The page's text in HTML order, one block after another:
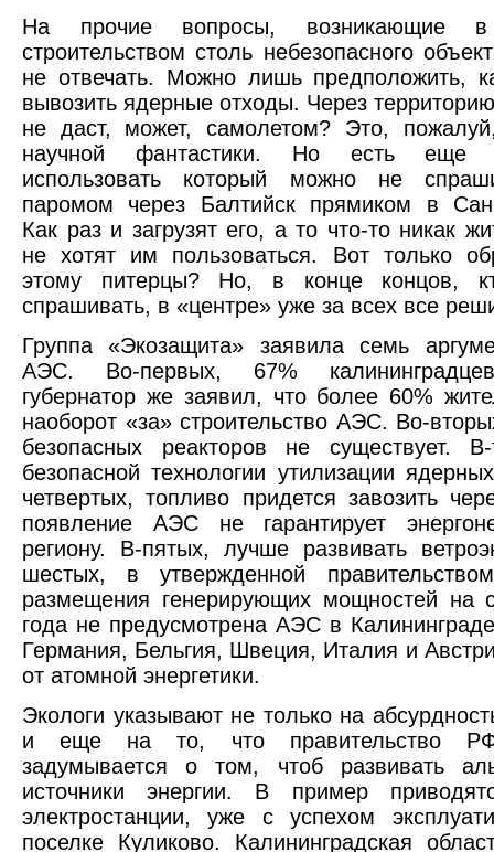
На прочие вопросы, возникающие
строительством столь небезопасного
не отвечать. Можно лишь предположить,
вывозить ядерные отходы. Через
не даст, может, самолетом? Это,
научной фантастики. Но есть еще
использовать который можно не
паромом через Балтийск прямиком в
Как раз и загрузят его, а то что-то никак
не хотят им пользоваться. Вот только
этому питерцы? Но, в конце концов,
спрашивать, в «центре» уже за всех все
Группа «Экозащита» заявила семь
АЭС. Во-первых, 67%
губернатор же заявил, что более 60%
наоборот «за» строительство АЭС. Во-
безопасных реакторов не существует. В-
безопасной технологии утилизации
четвертых, топливо придется завозить
появление АЭС не гарантирует
региону. В-пятых, лучше развивать
шестых, в утвержденной
размещения генерирующих мощностей на
года не предусмотрена АЭС в
Германия, Бельгия, Швеция, Италия и
от атомной энергетики.
Экологи указывают не только на
и еще на то, что правительство
задумывается о том, чтоб развивать
источники энергии. В пример
электростанции, уже с успехом
поселке Куликово. Калининградская